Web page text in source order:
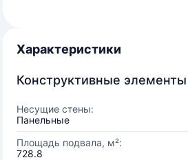
Характеристики
Конструктивные элементы
Несущие стены:
Панельные
Площадь подвала, м²:
728.8